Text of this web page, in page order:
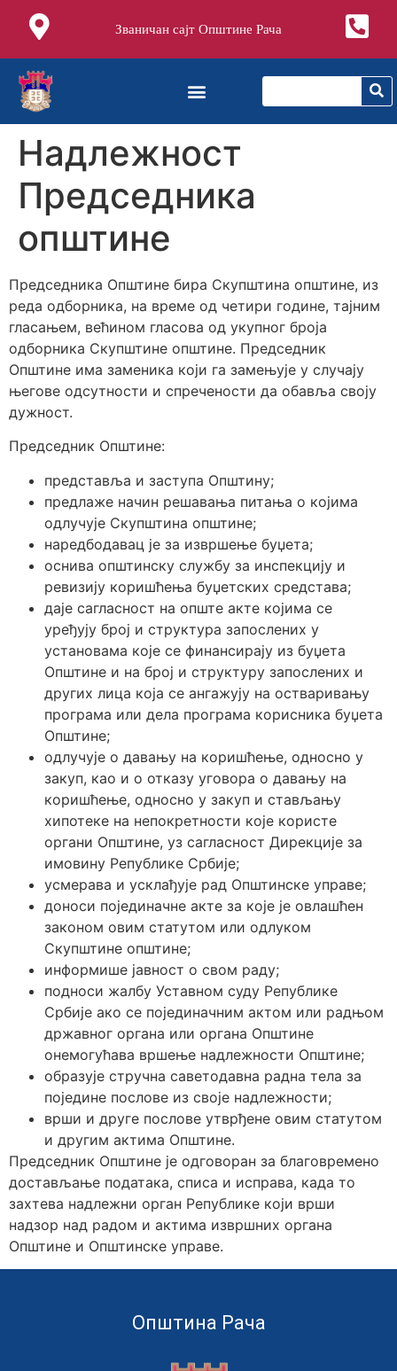
Званичан сајт Општине Рача
Надлежност
Председника
општине
Председника Општине бира Скупштина општине, из
реда одборника, на време од четири године, тајним
гласањем, већином гласова од укупног броја
одборника Скупштине општине. Председник
Општине има заменика који га замењује у случају
његове одсутности и спречености да обавља своју
дужност.
Председник Општине:
представља и заступа Општину;
предлаже начин решавања питања о којима
одлучује Скупштина општине;
наредбодавац је за извршење буџета;
оснива општинску службу за инспекцију и
ревизију коришћења буџетских средстава;
даје сагласност на опште акте којима се
уређују број и структура запослених у
установама које се финансирају из буџета
Општине и на број и структуру запослених и
других лица која се ангажују на остваривању
програма или дела програма корисника буџета
Општине;
одлучује о давању на коришћење, односно у
закуп, као и о отказу уговора о давању на
коришћење, односно у закуп и стављању
хипотеке на непокретности које користе
органи Општине, уз сагласност Дирекције за
имовину Републике Србије;
усмерава и усклађује рад Општинске управе;
доноси појединачне акте за које је овлашћен
законом овим статутом или одлуком
Скупштине општине;
информише јавност о свом раду;
подноси жалбу Уставном суду Републике
Србије ако се појединачним актом или радњом
државног органа или органа Општине
онемогућава вршење надлежности Општине;
образује стручна саветодавна радна тела за
поједине послове из своје надлежности;
врши и друге послове утврђене овим статутом
и другим актима Општине.
Председник Општине је одговоран за благовремено
достављање података, списа и исправа, када то
захтева надлежни орган Републике који врши
надзор над радом и актима извршних органа
Општине и Општинске управе.
Општина Рача